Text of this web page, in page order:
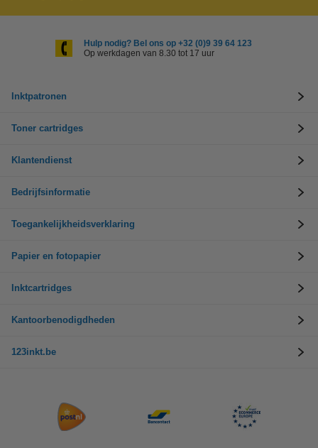
Hulp nodig? Bel ons op +32 (0)9 39 64 123
Op werkdagen van 8.30 tot 17 uur
Inktpatronen
Toner cartridges
Klantendienst
Bedrijfsinformatie
Toegankelijkheidsverklaring
Papier en fotopapier
Inktcartridges
Kantoorbenodigdheden
123inkt.be